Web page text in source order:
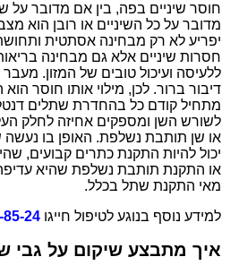
חוסר שיניים בפה, בין אם מדובר על
מדובר על כל השיניים או רובן הוא
יפריע לא רק מבחינה אסתטית
חסרות שיניים אלא גם מבחינה
ללעיסה ועיכול טובים של המזון.
דיבור ברור. לכן, מילוי אותו חוסר
מתחיל קודם כל בהחדרת שתלים
לשורש השן ומספקים אחיזה לחלק
או שן תותבת נשלפת. האופן בו נעשה
יכול להיות התקנת כתרים קבועים,
או התקנת תותבת נשלפת שהיא
מאי התקנת שתל בכלל.
למידע נוסף בנוגע לטיפול חייגו 85-24
איך מתבצע שיקום על גבי